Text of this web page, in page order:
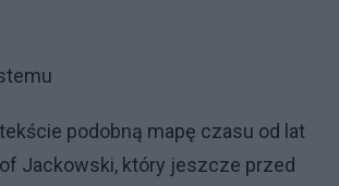
podobną mapę czasu od lat
Jackowski, który jeszcze przed